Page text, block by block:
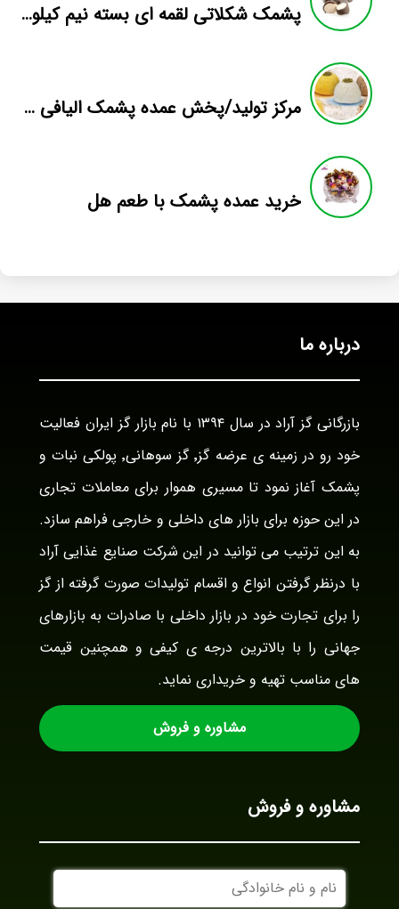
پشمک شکلاتی لقمه ای بسته نیم کيلویی
مرکز تولید/پخش عمده پشمک الیافی فله میوه ای
خرید عمده پشمک با طعم هل
درباره ما
بازرگانی گز آراد در سال ۱۳۹۴ با نام بازار گز ایران فعالیت
خود رو در زمینه ی عرضه گز٬ گز سوهانی٬ پولکی نبات و
پشمک آغاز نمود تا مسیری هموار برای معاملات تجاری
در این حوزه برای بازار های داخلی و خارجی فراهم سازد.
به این ترتیب می توانید در این شرکت صنایع غذایی آراد
با درنظر گرفتن انواع و اقسام تولیدات صورت گرفته از گز
را برای تجارت خود در بازار داخلی با صادرات به بازارهای
جهانی را با بالاترین درجه ی کیفی و همچنین قیمت
های مناسب تهیه و خریداری نماید.
مشاوره و فروش
مشاوره و فروش
نام
و